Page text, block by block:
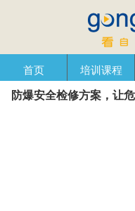
首页 培训课程
产品在线
自动化播客
防爆安全检修方案，让